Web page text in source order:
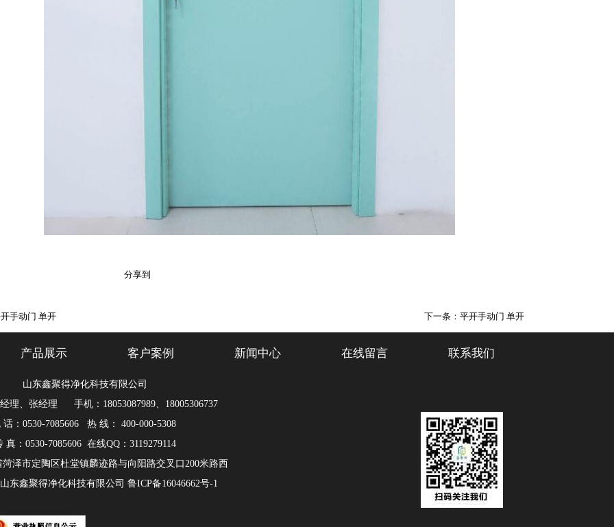
分享到
手动门 单开 下一条：平开手动门 单开
产品展示 客户案例 新闻中心 在线留言 联系我们
山东鑫聚得净化科技有限公司
理、张经理 手机：18053087989、18005306737
话：0530-7085606 热 线： 400-000-5308
真：0530-7085606 在线QQ：3119279114
泽市定陶区杜堂镇麟迹路与向阳路交叉口200米路西
东鑫聚得净化科技有限公司 鲁ICP备16046662号-1